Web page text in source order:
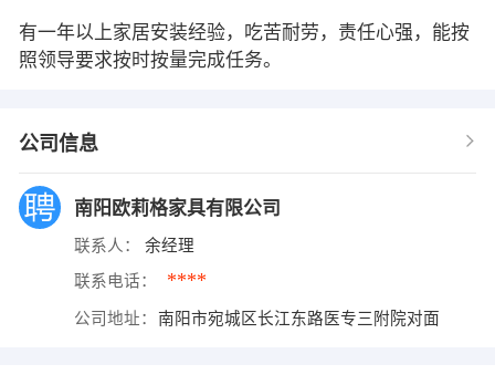
有一年以上家居安装经验，吃苦耐劳，责任心强，能按
照领导要求按时按量完成任务。
公司信息
南阳欧莉格家具有限公司
联系人： 余经理
联系电话： ****
公司地址： 南阳市宛城区长江东路医专三附院对面